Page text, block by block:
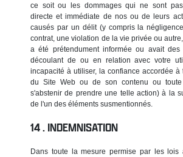
ce soit ou les dommages qui ne sont
directe et immédiate de nos ou de leurs
causés par un délit (y compris la
contrat, une violation de la vie privée ou
a été prétendument informée ou avait
découlant de ou en relation avec votre
incapacité à utiliser, la confiance accordée à
du Site Web ou de son contenu ou
s'abstenir de prendre une telle action) à la
de l'un des éléments susmentionnés.
INDEMNISATION
Dans toute la mesure permise par les lois